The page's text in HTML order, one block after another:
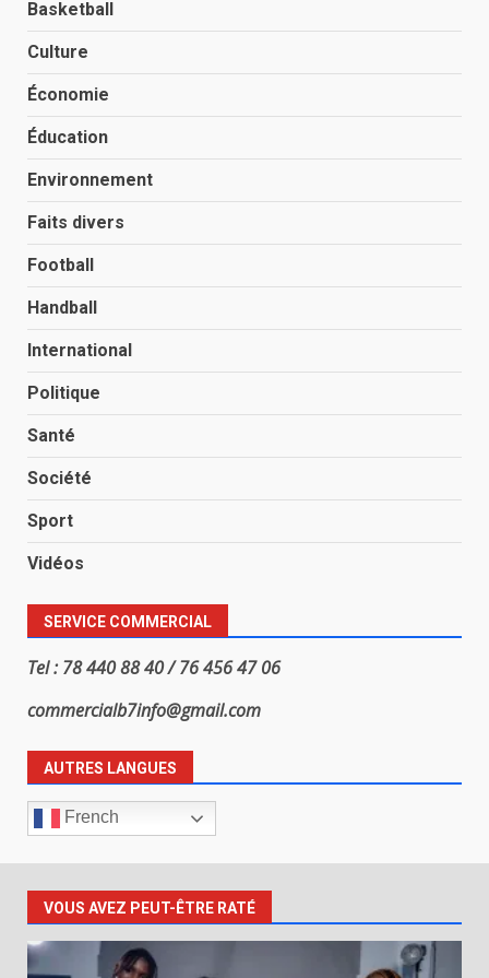
Basketball
Culture
Économie
Éducation
Environnement
Faits divers
Football
Handball
International
Politique
Santé
Société
Sport
Vidéos
SERVICE COMMERCIAL
Tel : 78 440 88 40 / 76 456 47 06
commercialb7info@gmail.com
AUTRES LANGUES
French
VOUS AVEZ PEUT-ÊTRE RATÉ